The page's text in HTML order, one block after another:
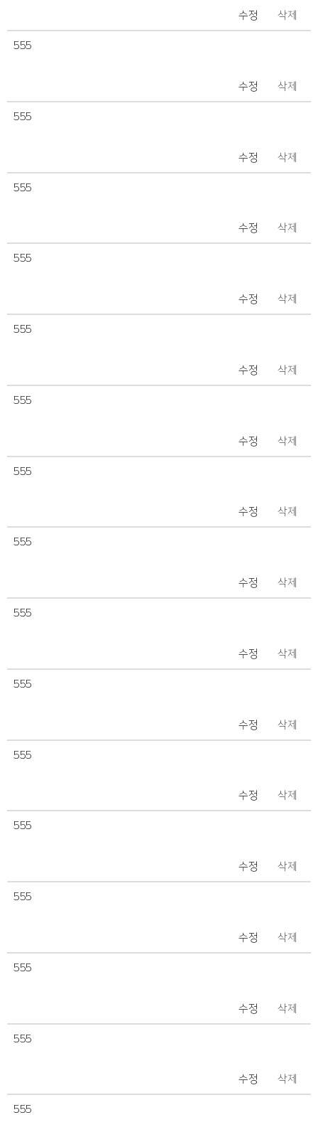
수정 삭제
555
수정 삭제
555
수정 삭제
555
수정 삭제
555
수정 삭제
555
수정 삭제
555
수정 삭제
555
수정 삭제
555
수정 삭제
555
수정 삭제
555
수정 삭제
555
수정 삭제
555
수정 삭제
555
수정 삭제
555
수정 삭제
555
수정 삭제
555